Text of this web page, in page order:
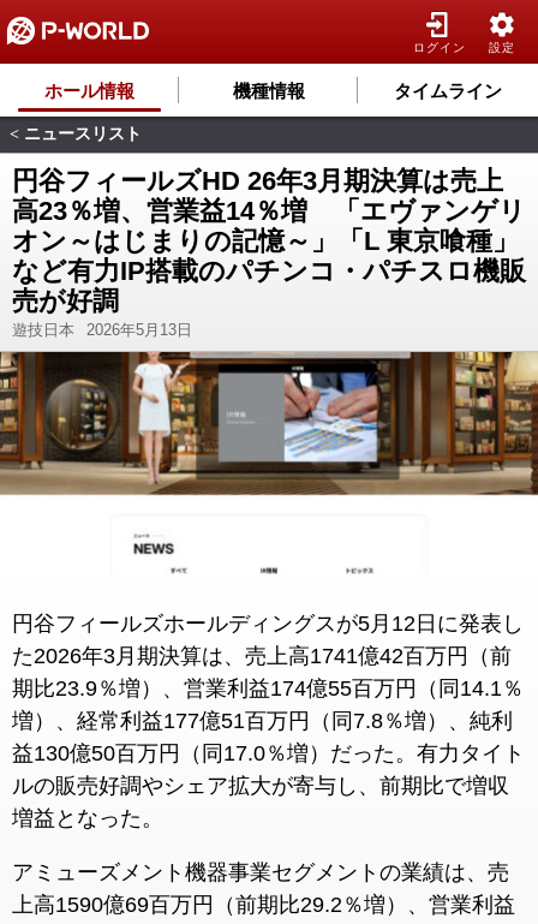
ログイン 設定
ホール情報 機種情報 タイムライン
< ニュースリスト
円谷フィールズHD 26年3月期決算は売上
高23％増、営業益14％増 「エヴァンゲリ
オン～はじまりの記憶～」「L 東京喰種」
など有力IP搭載のパチンコ・パチスロ機販
売が好調
遊技日本 2026年5月13日
円谷フィールズホールディングスが5月12日に発表し
た2026年3月期決算は、売上高1741億42百万円（前
期比23.9％増）、営業利益174億55百万円（同14.1％
増）、経常利益177億51百万円（同7.8％増）、純利
益130億50百万円（同17.0％増）だった。有力タイト
ルの販売好調やシェア拡大が寄与し、前期比で増収
増益となった。
アミューズメント機器事業セグメントの業績は、売
上高1590億69百万円（前期比29.2％増）、営業利益